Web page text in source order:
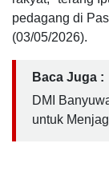
pedagang di
(03/05/2026).
Baca Juga :
DMI
untuk